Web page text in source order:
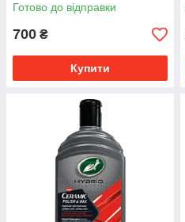
Готово до відправки
700 ₴
Купити